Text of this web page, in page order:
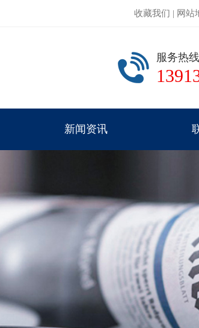
收藏我们 | 网站
服务热线
新闻资讯